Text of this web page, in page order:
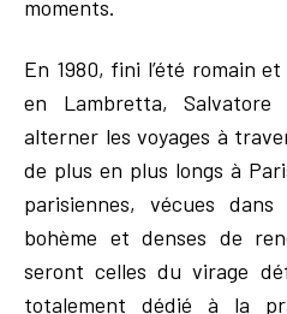
moments.
En 1980, fini l’été romain
en Lambretta,
alterner les voyages à
de plus en plus longs à
parisiennes, vécues
bohème et denses de
seront celles du virage
totalement dédié à la